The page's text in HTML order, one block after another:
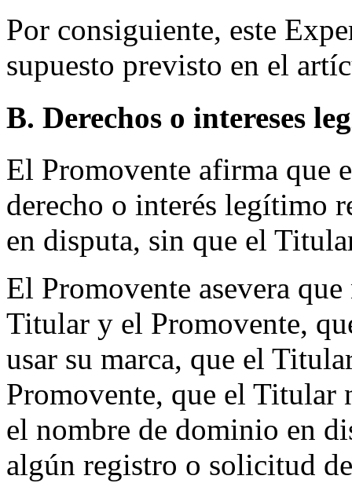
Por consiguiente, este
supuesto previsto en el
B. Derechos o intereses
El Promovente afirma que
derecho o interés legítimo
en disputa, sin que el
El Promovente asevera
Titular y el Promovente,
usar su marca, que el
Promovente, que el Titular
el nombre de dominio en
algún registro o solicitud